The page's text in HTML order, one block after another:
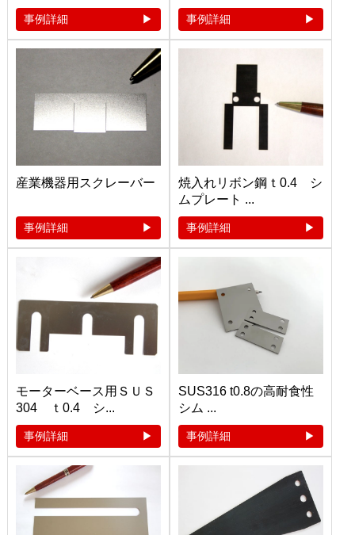
事例詳細 事例詳細
産業機器用スクレーバー
事例詳細
焼入れリボン鋼ｔ0.4 シ
ムプレート ...
事例詳細
モーターベース用ＳＵＳ
304 ｔ0.4 シ...
事例詳細
SUS316 t0.8の高耐食性
シム ...
事例詳細